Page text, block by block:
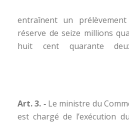
‑ entraînent un
réserve de seize millions
huit cent quarante
Art. 3. ‑Le ministre du
est chargé de l’exécution